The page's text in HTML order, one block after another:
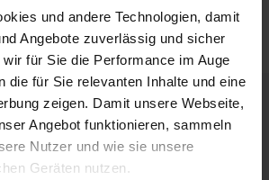
und andere Technologien, damit
Angebote zuverlässig und sicher
für Sie die Performance im Auge
die für Sie relevanten Inhalte und eine
zeigen. Damit unsere Webseite,
Angebot funktionieren, sammeln
Nutzer und wie sie unsere
Geräten nutzen.
MeinAuto.de